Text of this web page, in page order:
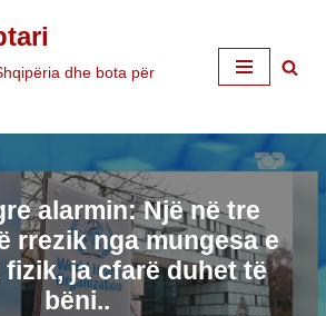
dhe bota për
alarmin: Një në tre
rrezik nga mungesa e
ja cfarë duhet të
bëni..